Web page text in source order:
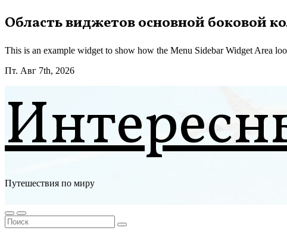
Перейти
к
Область виджетов основной боковой
This is an example widget to show how the Menu Sidebar Widget Area
Пт. Авг 7th, 2026
Путешествия по миру